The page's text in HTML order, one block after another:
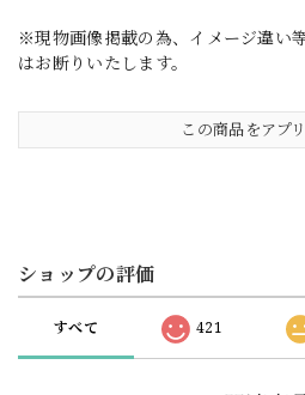
※現物画像掲載の為、イメージ違い
はお断りいたします。
この商品をアプ
ショップの評価
すべて 421